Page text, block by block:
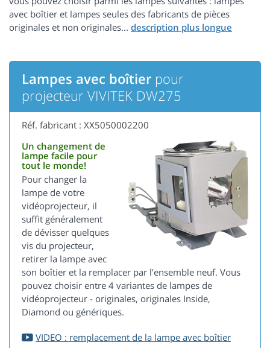
avec boîtier et lampes seules des fabricants de pièces
originales et non originales...
Lampes avec boîtier pour
projecteur VIVITEK DW275
Réf. fabricant : XX5050002200
Un changement de
lampe facile pour
tout le monde!
Pour changer la
lampe de votre
vidéoprojecteur, il
suffit généralement
de dévisser quelques
vis du projecteur,
retirer la lampe avec
son boîtier et la remplacer par l’ensemble neuf. Vous
pouvez choisir entre 4 variantes de lampes de
vidéoprojecteur - originales, originales Inside,
Diamond ou génériques.
VIDEO : remplacement de la lampe avec boîtier